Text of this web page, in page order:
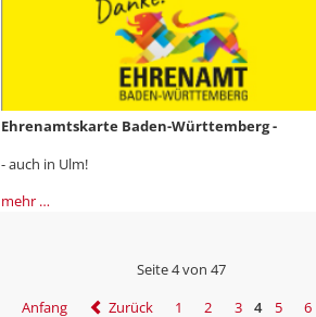
Ehrenamtskarte Baden-Württemberg -
- auch in Ulm!
mehr …
Seite 4 von 47
Anfang
Zurück 1 2 3 4 5 6